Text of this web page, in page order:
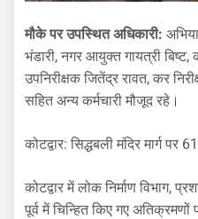
​मौके पर उपस्थित अधिकारी:
भंडारी, नगर आयुक्त गायत्री
उपनिरीक्षक जितेंद्र रावत, कर
सहित अन्य कर्मचारी मौजूद रहे।
​कोटद्वार: सिद्धबली मंदिर मार्ग पर
​कोटद्वार में लोक निर्माण विभाग,
पूर्व में चिन्हित किए गए अतिक्रमणों